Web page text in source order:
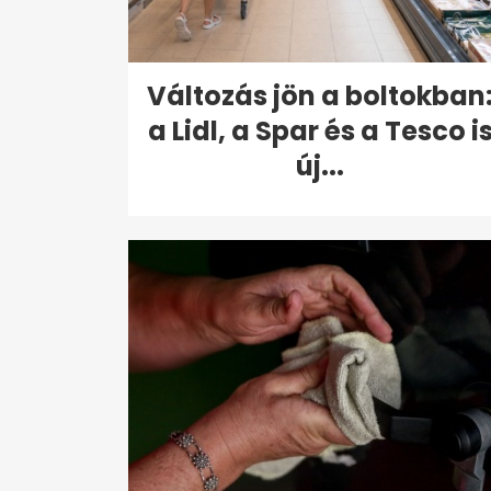
Változás jön a boltokban:
a Lidl, a Spar és a Tesco is
új...